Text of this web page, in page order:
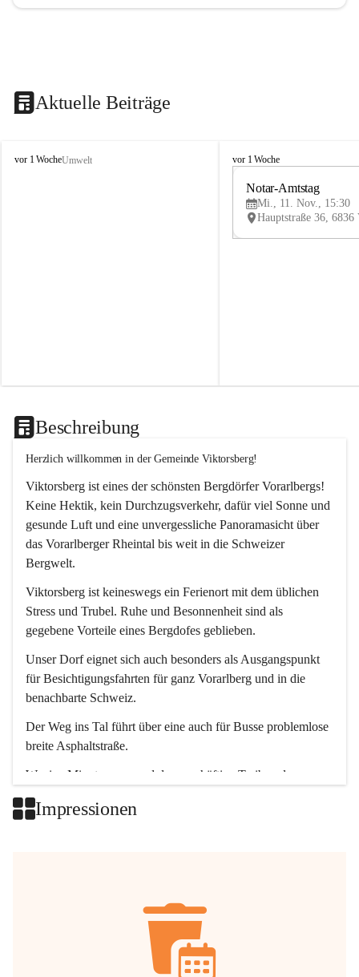
Aktuelle Beiträge
V
vor 1 WocheUmwelt
V
vor 1 Woche
Notar-Amtstag
Mi., 11. Nov., 15:30
Beschreibung
Herzlich willkommen in der Gemeinde Viktorsberg!
Viktorsberg ist eines der schönsten Bergdörfer Vorarlbergs!
Keine Hektik, kein Durchzugsverkehr, dafür viel Sonne und
gesunde Luft und eine unvergessliche Panoramasicht über
das Vorarlberger Rheintal bis weit in die Schweizer
Bergwelt.
Viktorsberg ist keineswegs ein Ferienort mit dem üblichen
Stress und Trubel. Ruhe und Besonnenheit sind als
gegebene Vorteile eines Bergdofes geblieben.
Unser Dorf eignet sich auch besonders als Ausgangspunkt
für Besichtigungsfahrten für ganz Vorarlberg und in die
benachbarte Schweiz.
Der Weg ins Tal führt über eine auch für Busse problemlose
breite Asphaltstraße.
Wenige Minuten nur, und das geschäftige Treiben der
Impressionen